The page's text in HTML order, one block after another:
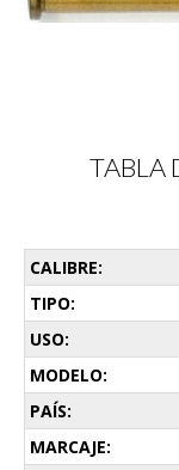
TABLA
CALIBRE:
TIPO:
USO:
MODELO:
PAÍS:
MARCAJE: